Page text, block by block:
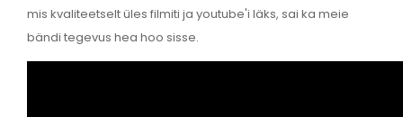
mis kvaliteetselt üles filmiti ja youtube'i läks, sai ka meie
bändi tegevus hea hoo sisse.